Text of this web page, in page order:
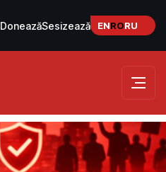
DoneazăSesizează ENRORU